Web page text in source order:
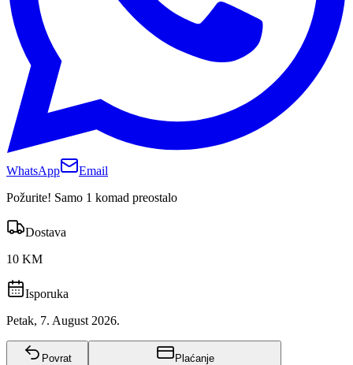
WhatsApp
Email
Požurite! Samo 1 komad preostalo
Dostava
10 KM
Isporuka
Petak, 7. August 2026.
Povrat
Plaćanje